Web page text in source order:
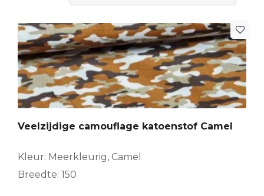
Veelzijdige camouflage katoenstof Camel
Kleur: Meerkleurig, Camel
Breedte: 150